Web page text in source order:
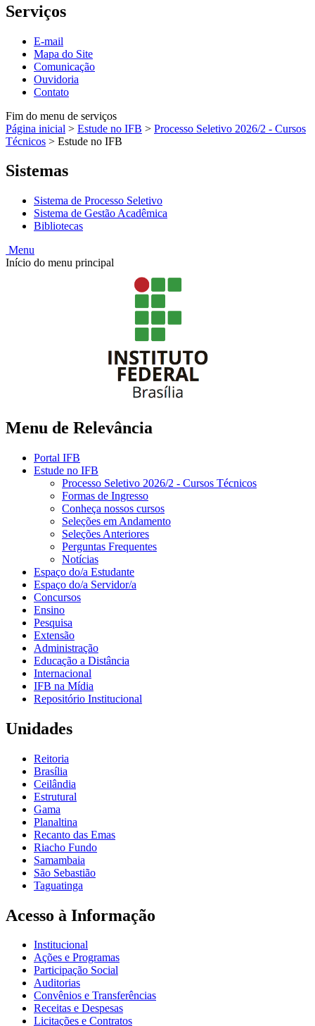
Serviços
E-mail
Mapa do Site
Comunicação
Ouvidoria
Contato
Fim do menu de serviços
Página inicial > Estude no IFB > Processo Seletivo 2026/2 - Cursos
Técnicos > Estude no IFB
Sistemas
Sistema de Processo Seletivo
Sistema de Gestão Acadêmica
Bibliotecas
Menu
Início do menu principal
Menu de Relevância
Portal IFB
Estude no IFB
Processo Seletivo 2026/2 - Cursos Técnicos
Formas de Ingresso
Conheça nossos cursos
Seleções em Andamento
Seleções Anteriores
Perguntas Frequentes
Notícias
Espaço do/a Estudante
Espaço do/a Servidor/a
Concursos
Ensino
Pesquisa
Extensão
Administração
Educação a Distância
Internacional
IFB na Mídia
Repositório Institucional
Unidades
Reitoria
Brasília
Ceilândia
Estrutural
Gama
Planaltina
Recanto das Emas
Riacho Fundo
Samambaia
São Sebastião
Taguatinga
Acesso à Informação
Institucional
Ações e Programas
Participação Social
Auditorias
Convênios e Transferências
Receitas e Despesas
Licitações e Contratos